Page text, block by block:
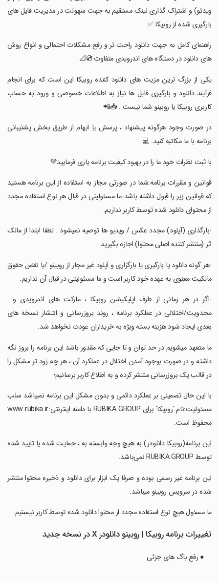
ویدئو) و اشتراک گذاری لینک مستقیم به جهت سهولت در مدیریت فایل های
بارگیری شده از روبیکا ✅
‏‏راهنمای کامل به جهت دانلود راحت تر و رفع مشکلات احتمالی و انواع روش
های دانلود در دستگاه های اندرویدی متفاوت 💿📐
‏‏یکی از بزرگ ترین مزیت های دانلود کننده روبیکا این است که برای انجام
فرآیند دانلود و بارگیری فایل ها نیاز به اطلاعات خصوصی و ورود به حساب
کاربری روبیکا یا روبینو شما نیست . 📥📲
‏‏در صورت وجود هرگونه پیشنهاد ، پرسش یا ابهام از طریق بخش پشتیبانی
برنامه با ما مکاتبه کنید. 💻
‏‏با ثبت نظرات خود ما را در بهبود کیفیت برنامه یاری فرمایید💜
‏قوانین و مقررات برنامه:شما در صورتی مجاز به استفاده از این برنامه هستید
که قوانین زیر را قبول داشته باشد-ما مسئولیتی در قبال هر نوع استفاده مجدد
از محتوای دانلود شده توسط کاربر نداریم.
‏-بارگذاری (آپلود) مجدد عکس / ویدیو ها توصیه نمیشود . لطفا ابتدا از مالک
اثر (منتشر کننده اصلی محتوا) اجازه بگیرید.
‏-هر گونه دانلود یا بارگیری یا بارگزاری و آپلود غیر مجاز از روبینو /یا نقض حقوق
مالکیت معنوی به عهده خود کاربر است و ما مسئولیتی در قبال آن نداریم.
‏-اگر در هر زمانی از طرف اپلیکیشن روبیکا ، مارکت های اندرویدی و...
محدویت/اختلالی در عملکرد برنامه ، روند بروزرسانی و انتشار نسخه های
بعدی ایجاد شود هزینه بسته ویژه به خریداران عودت نخواهد شد.
‏ما متعهد میشویم در حد توان و تا جایی که مقدور باشد این برنامه را بروز نگه
داشته و در صورت بوجود آمدن اختلال در عملکرد آن ، هر چه زود تر مشکل را
در قالب یک بروزرسانی منتشر کرده و به اطلاع کاربر برسانیم؛
‏با این حال تضمینی بر عملکرد دائمی و بدون مشکل این برنامه نمیباشد سلب
مسئولیت:نام 'روبیکا' برای RUBIKA GROUP با دامنه اینترنتی:www.rubika.ir
محفوظ است.
‏این برنامه(روبیکا دانلودر) به هیچ وجه وابسته به ، حمایت شده یا تایید شده
توسط RUBIKA GROUP نمی‌باشد.
‏این برنامه غیر رسمی بوده و صرفا یک ابزار برای دانلود و ذخیره محتوا منتشر
شده در سرویس روبینو میباشد.
‏ما مسئول هیچ نوع استفاده مجدد از محتوا دانلود شده توسط کاربر نیستیم.
تغییرات برنامه ‏روبیکا | روبینو دانلودر X در نسخه جدید
● رفع باگ های جزئی